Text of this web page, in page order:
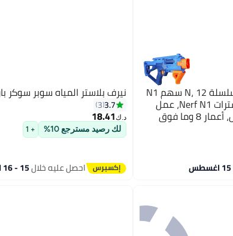
نيرف بلاستر تأثير مزدوج من سلسلة N، 12 سهم N1
رسمي متوافق فقط مع بلاسترات Nerf N1، عمل
وما فوق
نيرف بلاستر المياه سوبر سوكر
3.7
3
د.ك‏18.41
لك رصيد مسترجع 10% + 1
احصل عليه خلال15 - 16 اغسطس